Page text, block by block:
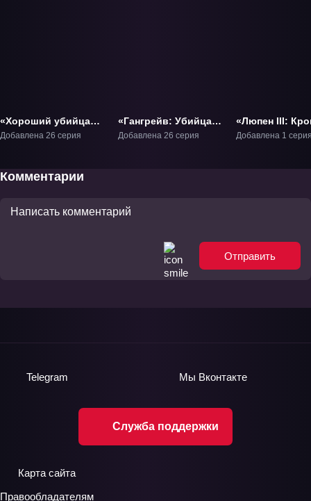
«Хороший убийца»
ТВ-1
Добавлена 26 серия
«Гангрейв: Убийца с
того света» ТВ-1
Добавлена 26 серия
«Люпен III:
Гоэмона
Добавлена 1
Комментарии
Отправить
Служба поддержки
Telegram Мы Вконтакте
Карта сайта
Правообладателям